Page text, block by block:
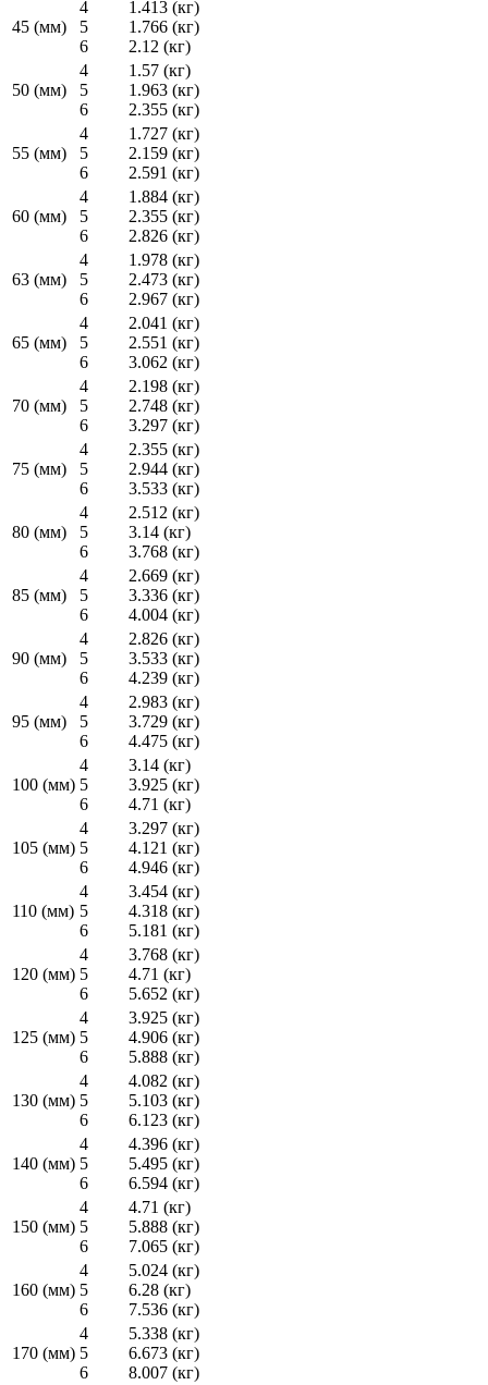
45 (мм)
4
5
6
1.413 (кг)
1.766 (кг)
2.12 (кг)
50 (мм)
4
5
6
1.57 (кг)
1.963 (кг)
2.355 (кг)
55 (мм)
4
5
6
1.727 (кг)
2.159 (кг)
2.591 (кг)
60 (мм)
4
5
6
1.884 (кг)
2.355 (кг)
2.826 (кг)
63 (мм)
4
5
6
1.978 (кг)
2.473 (кг)
2.967 (кг)
65 (мм)
4
5
6
2.041 (кг)
2.551 (кг)
3.062 (кг)
70 (мм)
4
5
6
2.198 (кг)
2.748 (кг)
3.297 (кг)
75 (мм)
4
5
6
2.355 (кг)
2.944 (кг)
3.533 (кг)
80 (мм)
4
5
6
2.512 (кг)
3.14 (кг)
3.768 (кг)
85 (мм)
4
5
6
2.669 (кг)
3.336 (кг)
4.004 (кг)
90 (мм)
4
5
6
2.826 (кг)
3.533 (кг)
4.239 (кг)
95 (мм)
4
5
6
2.983 (кг)
3.729 (кг)
4.475 (кг)
100 (мм)
4
5
6
3.14 (кг)
3.925 (кг)
4.71 (кг)
105 (мм)
4
5
6
3.297 (кг)
4.121 (кг)
4.946 (кг)
110 (мм)
4
5
6
3.454 (кг)
4.318 (кг)
5.181 (кг)
120 (мм)
4
5
6
3.768 (кг)
4.71 (кг)
5.652 (кг)
125 (мм)
4
5
6
3.925 (кг)
4.906 (кг)
5.888 (кг)
130 (мм)
4
5
6
4.082 (кг)
5.103 (кг)
6.123 (кг)
140 (мм)
4
5
6
4.396 (кг)
5.495 (кг)
6.594 (кг)
150 (мм)
4
5
6
4.71 (кг)
5.888 (кг)
7.065 (кг)
160 (мм)
4
5
6
5.024 (кг)
6.28 (кг)
7.536 (кг)
170 (мм)
4
5
6
5.338 (кг)
6.673 (кг)
8.007 (кг)